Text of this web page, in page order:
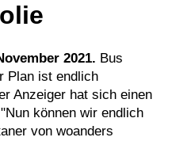
2021. Bus
Plan ist endlich
Anzeiger hat sich einen
können wir endlich
von woanders